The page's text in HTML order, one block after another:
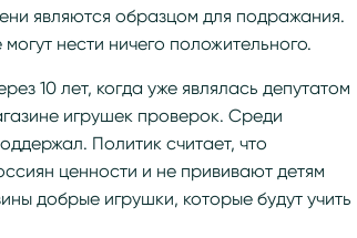
являются образцом для подражания.
нести ничего положительного.
10 лет, когда уже являлась депутатом
игрушек проверок. Среди
Политик считает, что
ценности и не прививают детям
добрые игрушки, которые будут учить